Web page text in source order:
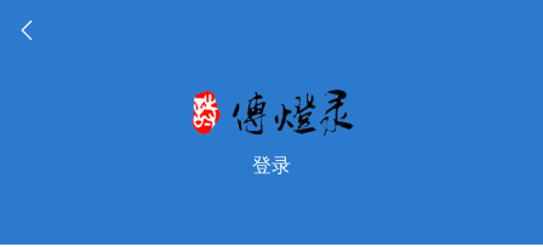
登录